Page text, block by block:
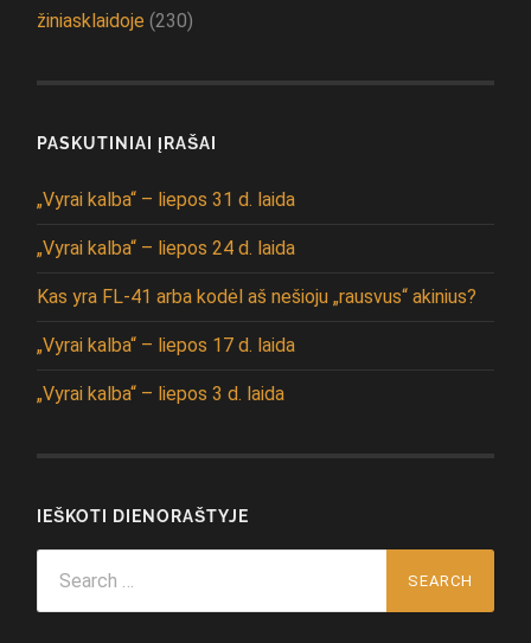
žiniasklaidoje (230)
PASKUTINIAI ĮRAŠAI
„Vyrai kalba“ – liepos 31 d. laida
„Vyrai kalba“ – liepos 24 d. laida
Kas yra FL-41 arba kodėl aš nešioju „rausvus“ akinius?
„Vyrai kalba“ – liepos 17 d. laida
„Vyrai kalba“ – liepos 3 d. laida
IEŠKOTI DIENORAŠTYJE
for: